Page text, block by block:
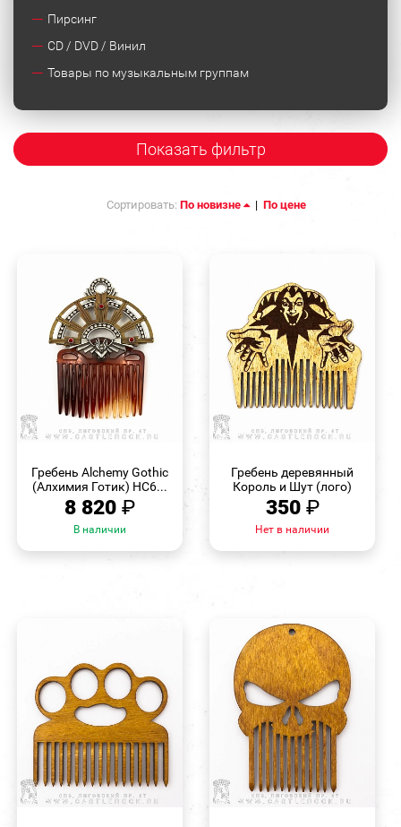
Пирсинг
CD / DVD / Винил
Товары по музыкальным группам
Показать фильтр
Сортировать: По новизне | По цене
Гребень Alchemy Gothic
(Алхимия Готик) HC6...
8 820 ₽
В наличии
Гребень деревянный
Король и Шут (лого)
350 ₽
Нет в наличии